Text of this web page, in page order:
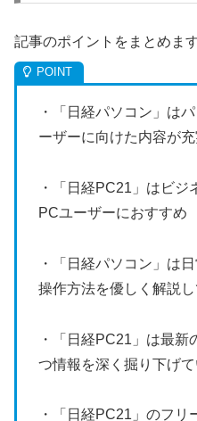
記事のポイントをまとめます
・「日経パソコン」は
ーザーに向けた内容が
・「日経PC21」はビ
PCユーザーにおすすめ
・「日経パソコン」は
操作方法を優しく解説
・「日経PC21」は最
つ情報を深く掘り下げて
・「日経PC21」のフ